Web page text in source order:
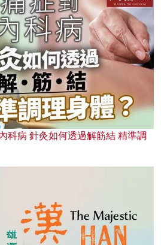
科病 針灸如何透過解筋結 精準調